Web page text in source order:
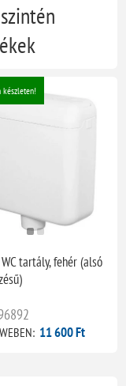
készleten!
tartály, fehér (alsó
11 600 Ft